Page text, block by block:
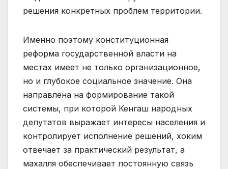
решения конкретных проблем территории.
Именно поэтому конституционная
реформа государственной власти на
местах имеет не только организационное,
но и глубокое социальное значение. Она
направлена на формирование такой
системы, при которой Кенгаш народных
депутатов выражает интересы населения и
контролирует исполнение решений, хоким
отвечает за практический результат, а
махалля обеспечивает постоянную связь